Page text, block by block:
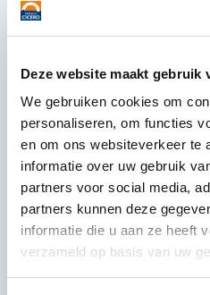
Deze website maakt gebruik
We gebruiken cookies om
personaliseren, om functies
en om ons websiteverkeer te
informatie over uw gebruik
partners voor social media,
partners kunnen deze
informatie die u aan ze heeft
verzameld op basis van uw
op dinsdag 12
Alvast
Met
Beantwoorden